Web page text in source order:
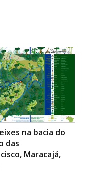
na bacia do
das
Maracajá,